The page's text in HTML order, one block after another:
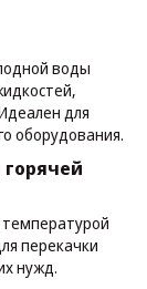
воды
для
оборудования.
перекачки
нужд.